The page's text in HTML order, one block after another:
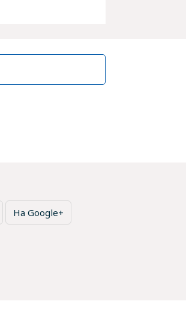
На Google+